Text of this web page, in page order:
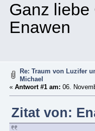
Ganz liebe
Enawen
Re: Traum von Luzifer
Michael
« Antwort #1 am: 06.
Zitat von: